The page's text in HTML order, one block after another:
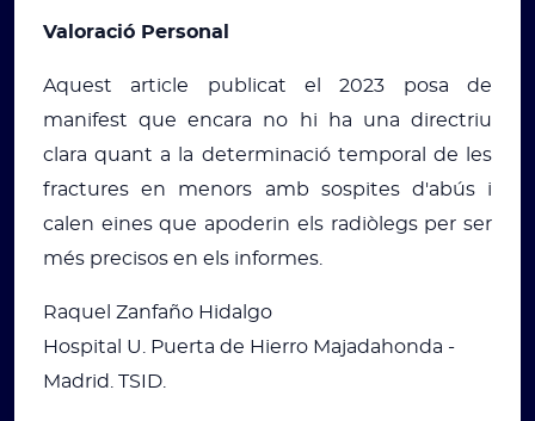
Valoració Personal
Aquest article publicat el 2023 posa de
manifest que encara no hi ha una directriu
clara quant a la determinació temporal de les
fractures en menors amb sospites d'abús i
calen eines que apoderin els radiòlegs per ser
més precisos en els informes.
Raquel Zanfaño Hidalgo
Hospital U. Puerta de Hierro Majadahonda -
Madrid. TSID.